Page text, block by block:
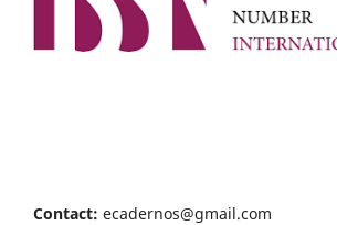
Contact: ecadernos@gmail.com